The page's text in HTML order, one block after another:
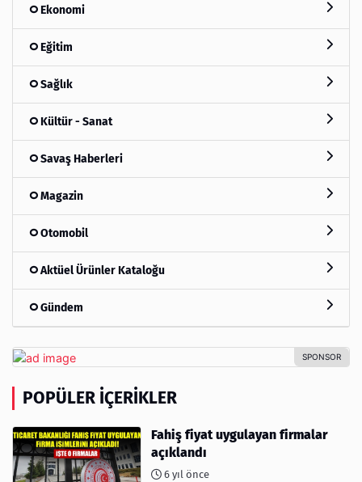
Ekonomi
Eğitim
Sağlık
Kültür - Sanat
Savaş Haberleri
Magazin
Otomobil
Aktüel Ürünler Kataloğu
Gündem
POPÜLER İÇERIKLER
Fahiş fiyat uygulayan firmalar
açıklandı
6 yıl önce